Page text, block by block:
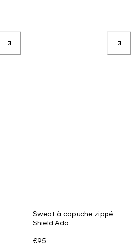
Sweat à capuche zippé
Shield Ado
€95